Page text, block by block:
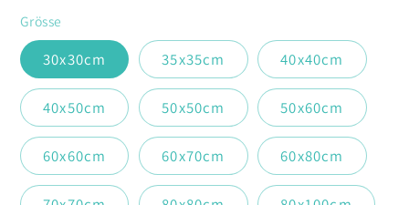
Grösse
30x30cm 35x35cm 40x40cm
40x50cm 50x50cm 50x60cm
60x60cm 60x70cm 60x80cm